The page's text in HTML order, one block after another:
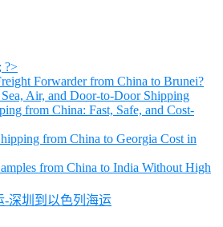
Forwarder from China to Brunei?
Air, and Door-to-Door Shipping
from China: Fast, Safe, and Cost-
from China to Georgia Cost in
from China to India Without High
-深圳到以色列海运